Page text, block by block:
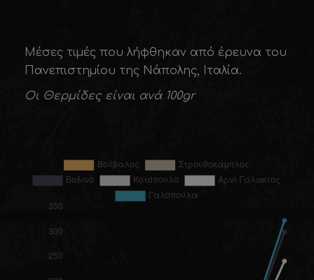
Μέσες τιµές που λήφθηκαν από έρευνα του
Πανεπιστηµίου της Νάπολης, Ιταλία.
Οι Θερμίδες είναι ανά 100gr